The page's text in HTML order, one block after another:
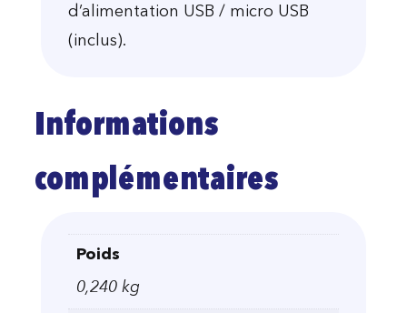
d’alimentation USB / micro USB
(inclus).
Informations
complémentaires
Poids
0,240 kg